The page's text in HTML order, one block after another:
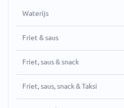
Waterijs
Friet & saus
Friet, saus & snack
Friet, saus, snack & Taksi